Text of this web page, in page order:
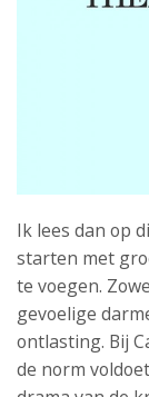
Ik lees dan op
starten met
te voegen.
gevoelige
ontlasting. Bij
de norm